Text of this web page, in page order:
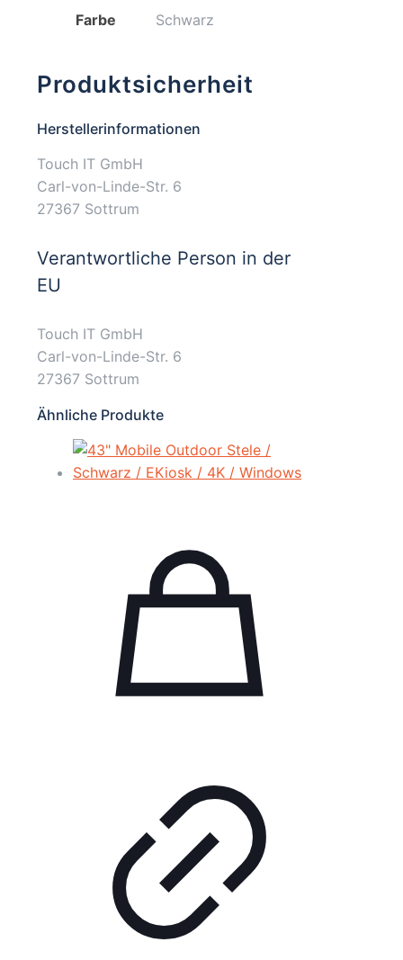
Farbe Schwarz
Produktsicherheit
Herstellerinformationen
Touch IT GmbH
Carl-von-Linde-Str. 6
27367 Sottrum
Verantwortliche Person in der
EU
Touch IT GmbH
Carl-von-Linde-Str. 6
27367 Sottrum
Ähnliche Produkte